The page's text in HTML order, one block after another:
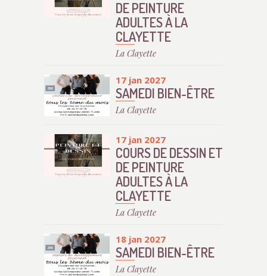
DE PEINTURE
ADULTES À LA
CLAYETTE
La Clayette
17 jan 2027
SAMEDI BIEN-ÊTRE
La Clayette
17 jan 2027
COURS DE DESSIN ET
DE PEINTURE
ADULTES À LA
CLAYETTE
La Clayette
18 jan 2027
SAMEDI BIEN-ÊTRE
La Clayette